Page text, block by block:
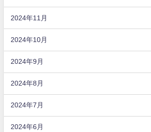
2024年11月
2024年10月
2024年9月
2024年8月
2024年7月
2024年6月